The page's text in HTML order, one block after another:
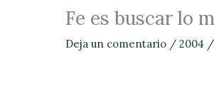
Fe es buscar lo
Deja un comentario / 2004 /